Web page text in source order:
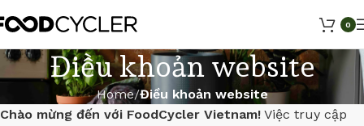
0
Điều khoản website
Home Điều khoản website
Chào mừng đến với FoodCycler Vietnam! Việc truy cập